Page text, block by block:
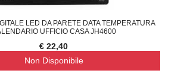
LED DA PARETE DATA TEMPERATURA
UFFICIO CASA JH4600
€ 22,40
Non Disponibile